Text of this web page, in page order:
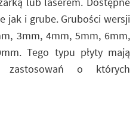
jak i grube. Grubości wersji
3mm, 4mm, 5mm, 6mm,
Tego typu płyty mają
o których